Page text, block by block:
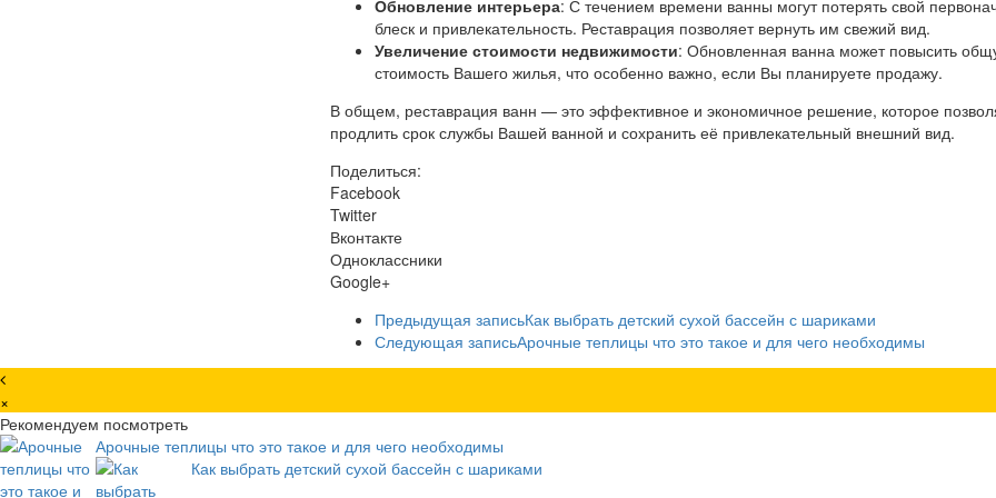
Обновление интерьера: С течением времени ванны могут потерять свой
блеск и привлекательность. Реставрация позволяет вернуть им свежий вид.
Увеличение стоимости недвижимости: Обновленная ванна может повысить
стоимость Вашего жилья, что особенно важно, если Вы планируете продажу.
В общем, реставрация ванн — это эффективное и экономичное решение, которое
продлить срок службы Вашей ванной и сохранить её привлекательный внешний вид.
Поделиться:
Facebook
Twitter
Вконтакте
Одноклассники
Google+
Предыдущая записьКак выбрать детский сухой бассейн с шариками
Следующая записьАрочные теплицы что это такое и для чего необходимы
×
Рекомендуем посмотреть
Арочные теплицы что это такое и для чего необходимы
Как выбрать детский сухой бассейн с шариками